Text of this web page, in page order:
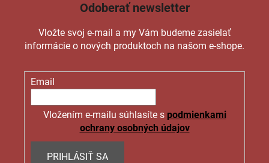
Odoberať newsletter
Vložte svoj e-mail a my Vám budeme zasielať
informácie o nových produktoch na našom e-shope.
Email
Vložením e-mailu súhlasíte s podmienkami
ochrany osobných údajov
PRIHLÁSIŤ SA